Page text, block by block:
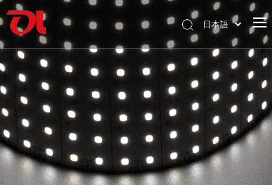
ホームページ
私たちに関しては
製品
応用
サポート
ダウンロード
日本語
العربية
Français
Pусский
Español
Português
Deutsch
Italiano
한국어